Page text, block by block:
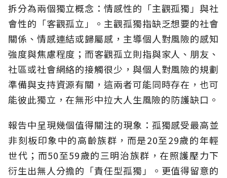
拆分為兩個獨立概念：情感性的「主觀孤獨」與社
會性的「客觀孤立」。主觀孤獨指缺乏想要的社會
關係、情感連結或歸屬感，主導個人對風險的感知
強度與焦慮程度；而客觀孤立則指與家人、朋友、
社區或社會網絡的接觸很少，與個人對風險的規劃
準備與支持資源有關，這兩者可能同時存在，也可
能彼此獨立，在無形中拉大人生風險的防護缺口。
報告中呈現幾個值得關注的現象：孤獨感受最高並
非刻板印象中的高齡族群，而是20至29歲的年輕
世代；而50至59歲的三明治族群，在照護壓力下
衍生出無人分擔的「責任型孤獨」。更值得留意的